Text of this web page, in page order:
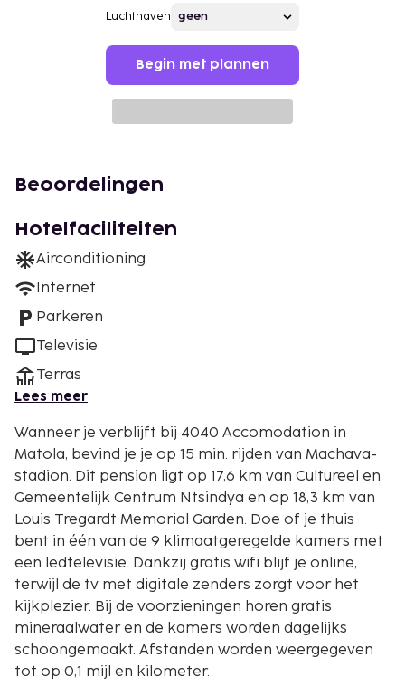
Luchthaven
Begin met plannen
Beoordelingen
Hotelfaciliteiten
Airconditioning
Internet
Parkeren
Televisie
Terras
Lees meer
Wanneer je verblijft bij 4040 Accomodation in
Matola, bevind je je op 15 min. rijden van Machava-
stadion. Dit pension ligt op 17,6 km van Cultureel en
Gemeentelijk Centrum Ntsindya en op 18,3 km van
Louis Tregardt Memorial Garden. Doe of je thuis
bent in één van de 9 klimaatgeregelde kamers met
een ledtelevisie. Dankzij gratis wifi blijf je online,
terwijl de tv met digitale zenders zorgt voor het
kijkplezier. Bij de voorzieningen horen gratis
mineraalwater en de kamers worden dagelijks
schoongemaakt. Afstanden worden weergegeven
tot op 0,1 mijl en kilometer.